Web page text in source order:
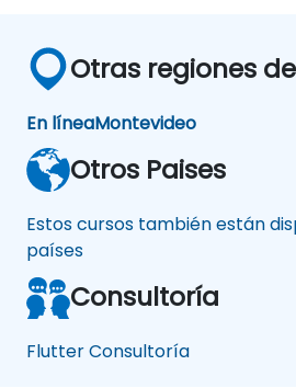
Otras regiones
En líneaMontevideo
Otros Paises
Estos cursos también están
países
Consultoría
Flutter Consultoría